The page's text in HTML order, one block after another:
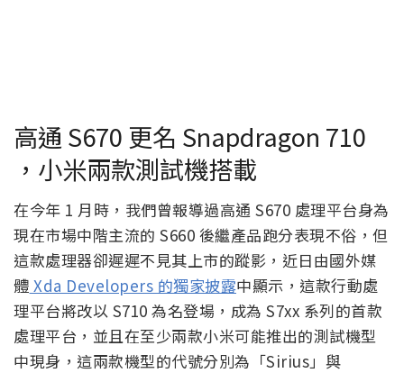
高通 S670 更名 Snapdragon 710
，小米兩款測試機搭載
在今年 1 月時，我們曾報導過高通 S670 處理平台身為
現在市場中階主流的 S660 後繼產品跑分表現不俗，但
這款處理器卻遲遲不見其上市的蹤影，近日由國外媒
體 Xda Developers 的獨家披露中顯示，這款行動處
理平台將改以 S710 為名登場，成為 S7xx 系列的首款
處理平台，並且在至少兩款小米可能推出的測試機型
中現身，這兩款機型的代號分別為「Sirius」與